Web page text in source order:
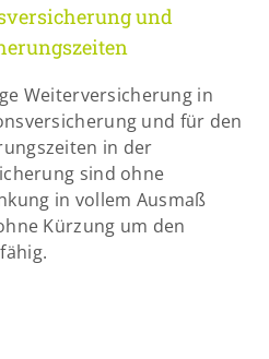
und
Weiterversicherung in
und für den
in der
sind ohne
in vollem Ausmaß
Kürzung um den